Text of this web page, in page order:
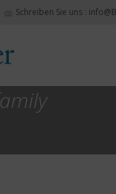
Schreiben Sie uns :